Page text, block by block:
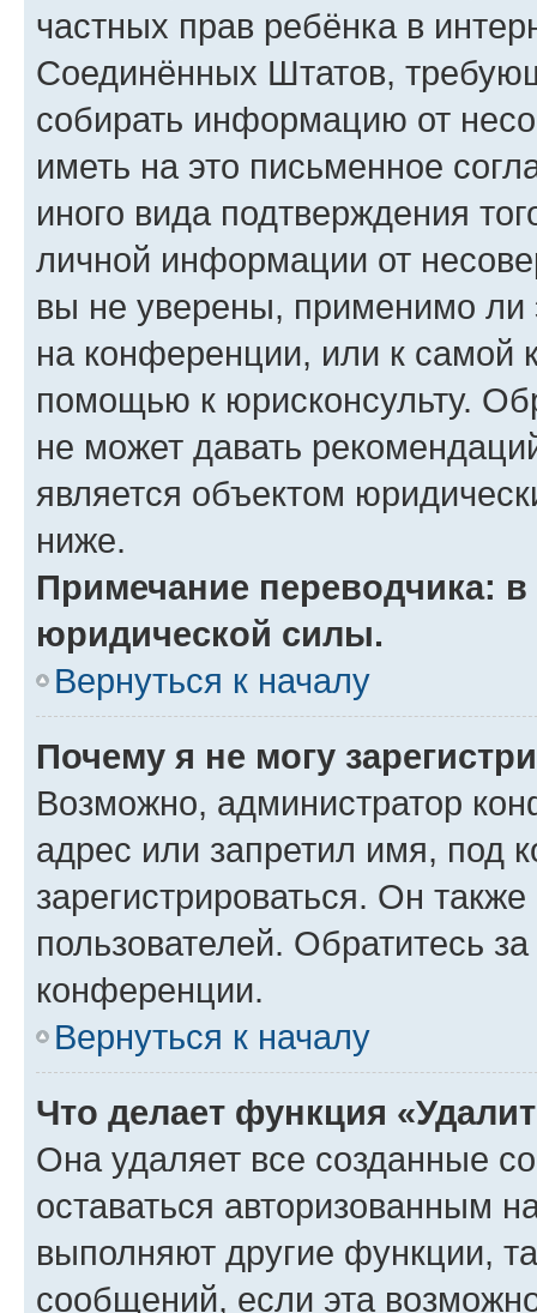
частных прав ребёнка в
Соединённых Штатов,
собирать информацию от
иметь на это письменное
иного вида подтверждения
личной информации от
вы не уверены, применимо ли
на конференции, или к самой
помощью к юрисконсульту.
не может давать
является объектом
ниже.
Примечание переводчика:
юридической силы.
Вернуться к началу
Почему я не могу
Возможно, администратор
адрес или запретил имя, под
зарегистрироваться. Он
пользователей. Обратитесь
конференции.
Вернуться к началу
Что делает функция
Она удаляет все созданные
оставаться авторизованным
выполняют другие функции,
сообщений, если эта